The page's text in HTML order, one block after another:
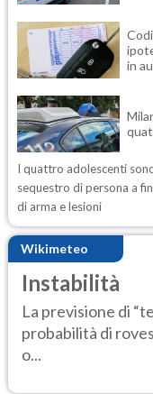
in
I quattro adolescenti
sequestro di persona a
di arma e lesioni
Wikimeteo
Instabilità
La previsione di
probabilità di
o...